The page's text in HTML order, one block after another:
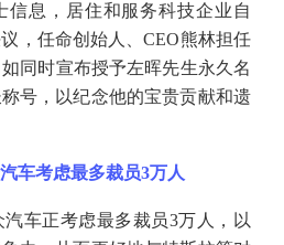
信息，居住和服务科技企业自
，任命创始人、CEO熊林担任
同时宣布授予左晖先生永久名
号，以纪念他的宝贵贡献和遗
车考虑最多裁员3万人
车正考虑最多裁员3万人，以